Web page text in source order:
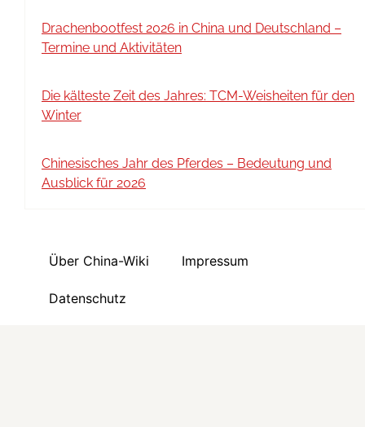
Drachenbootfest 2026 in China und Deutschland –
Termine und Aktivitäten
Die kälteste Zeit des Jahres: TCM-Weisheiten für den
Winter
Chinesisches Jahr des Pferdes – Bedeutung und
Ausblick für 2026
Über China-Wiki Impressum
Datenschutz